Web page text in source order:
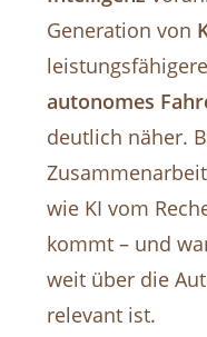
Generation von
autonomes
deutlich näher.
wie KI vom
kommt – und
weit über die
relevant ist.